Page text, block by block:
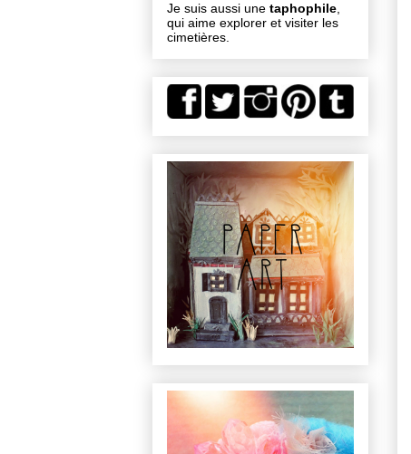
Je suis aussi une taphophile
qui aime explorer et visiter les
cimetières.